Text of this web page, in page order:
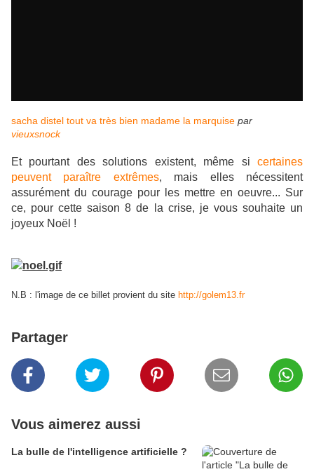
sacha distel tout va très bien madame la marquise par
vieuxsnock
Et pourtant des solutions existent, même si certaines
peuvent paraître extrêmes, mais elles nécessitent
assurément du courage pour les mettre en oeuvre... Sur
ce, pour cette saison 8 de la crise, je vous souhaite un
joyeux Noël !
N.B : l'image de ce billet provient du site http://golem13.fr
Partager
Vous aimerez aussi
La bulle de l'intelligence artificielle ?